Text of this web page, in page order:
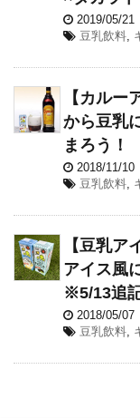
2019/05/21
豆乳飲料,
【カルー
から豆乳
まろう！
2018/11/10
豆乳飲料,
【豆乳ア
アイス風
※5/13追
2018/05/07
豆乳飲料,